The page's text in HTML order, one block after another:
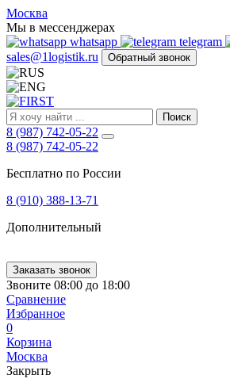
FIRST
Адрес
и
телефон:
Москва,
Алтуфьевское
ш.
д.
48,
корпус
2,
офис
127549
Россия
250-
21-
51,
E-
mail:
sales@1Logistik.ru
Москва
Мы в мессенджерах
whatsapp
telegram
sales@1logistik.ru
Обратный звонок
Поиск
8 (987) 742-05-22
8 (987) 742-05-22
Бесплатно по России
8 (910) 388-13-71
Дополнительный
Заказать звонок
Звоните 08:00 до 18:00
Сравнение
Избранное
0
Корзина
Москва
Закрыть